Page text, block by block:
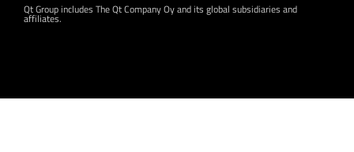
Qt Group includes The Qt Company Oy and its global subsidiaries and
affiliates.